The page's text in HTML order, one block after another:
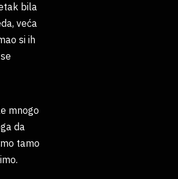
bila
veća
si ih
mnogo
da
tamo